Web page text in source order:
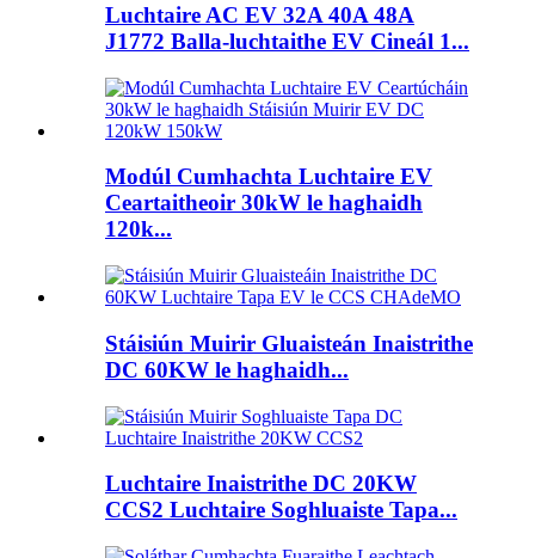
Luchtaire AC EV 32A 40A 48A
J1772 Balla-luchtaithe EV Cineál 1...
Modúl Cumhachta Luchtaire EV
Ceartaitheoir 30kW le haghaidh
120k...
Stáisiún Muirir Gluaisteán Inaistrithe
DC 60KW le haghaidh...
Luchtaire Inaistrithe DC 20KW
CCS2 Luchtaire Soghluaiste Tapa...